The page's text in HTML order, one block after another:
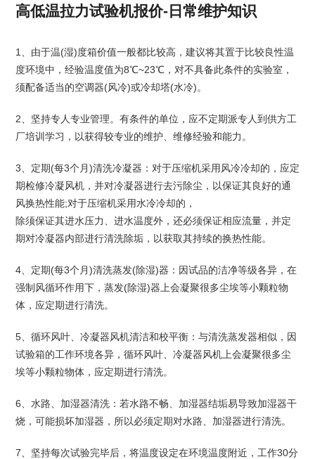
高低温拉力试验机报价-日常维护知识
1、由于温(湿)度箱价值一般都比较高，建议将其置于比较良性温
度环境中，经验温度值为8℃~23℃，对不具备此条件的实验室，
须配备适当的空调器(风冷)或冷却塔(水冷)。
2、坚持专人专业管理。有条件的单位，应不定期派专人到供方工
厂培训学习，以获得较专业的维护、维修经验和能力。
3、定期(每3个月)清洗冷凝器：对于压缩机采用风冷冷却的，应定
期检修冷凝风机，并对冷凝器进行去污除尘，以保证其良好的通
风换热性能;对于压缩机采用水冷冷却的，
除须保证其进水压力、进水温度外，还必须保证相应流量，并定
期对冷凝器内部进行清洗除垢，以获取其持续的换热性能。
4、定期(每3个月)清洗蒸发(除湿)器：因试品的洁净等级各异，在
强制风循环作用下，蒸发(除湿)器上会凝聚很多尘埃等小颗粒物
体，应定期进行清洗。
5、循环风叶、冷凝器风机清洁和校平衡：与清洗蒸发器相似，因
试验箱的工作环境各异，循环风叶、冷凝器风机上会凝聚很多尘
埃等小颗粒物体，应定期进行清洗。
6、水路、加湿器清洗：若水路不畅、加湿器结垢易导致加湿器干
烧，可能损坏加湿器，所以必须定期对水路、加湿器进行清洗。
7、坚持每次试验完毕后，将温度设定在环境温度附近，工作30分